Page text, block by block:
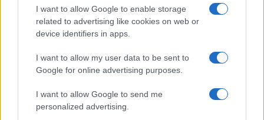
I want to allow Google to enable storage
related to advertising like cookies on web or
device identifiers in apps.
I want to allow my user data to be sent to
Google for online advertising purposes.
I want to allow Google to send me
personalized advertising.
Stefan Schwoch sui social: "Tutta colpa delle
zecche comuniste e dei giudici che cantano bella
Redazione
7 Agosto 2026, 16:02
2.4k